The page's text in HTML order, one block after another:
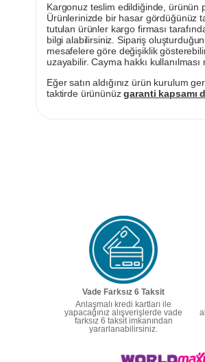
Kargonuz teslim edildiğinde, ürünün
Ürünlerinizde bir hasar gördüğünüz
tutulan ürünler kargo firması
bilgi alabilirsiniz. Sipariş
mesafelere göre değişiklik
uzayabilir. Cayma hakkı
Eğer satın aldığınız ürün kurulum
taktirde ürününüzgaranti kapsamı
Vade Farksız 6 Taksit
Anlaşmalı kredi kartları ile
yapacağınız alışverişlerde vade
farksız 6 taksit imkanından
yararlanabilirsiniz.